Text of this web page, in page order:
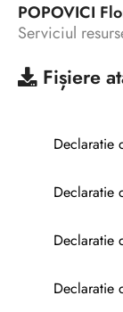
POPOVICI
Serviciul
Fișiere
Declaratie
Declaratie
Declaratie
Declaratie